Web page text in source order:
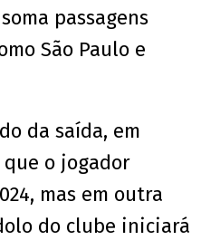
passagens
São Paulo e
da saída, em
o jogador
mas em outra
do clube iniciará